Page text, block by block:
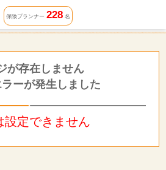
保険プランナー 228名
が存在しません
ラーが発生しました
設定できません